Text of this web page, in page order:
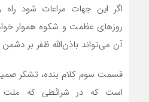
اگر این جهات مراعات شود
روزهای عظمت و شکوه هموار
آن می‌تواند باذن‌الله ظفر بر
قسمت سوم کلام بنده، تشکر
است که در شرائطی که ملت